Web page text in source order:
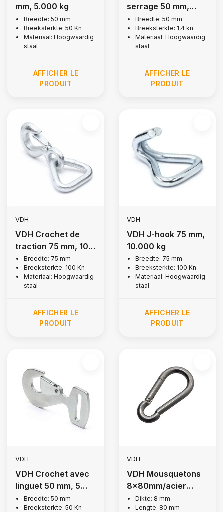
mm, 5.000 kg
Breedte: 50 mm
Breeksterkte: 50 Kn
Materiaal: Hoogwaardig
staal
AFFICHER LE
PRODUIT
serrage 50 mm,
1.400 kg
Breedte: 50 mm
Breeksterkte: 1,4 kn
Materiaal: Hoogwaardig
staal
AFFICHER LE
PRODUIT
VDH
VDH Crochet de
traction 75 mm, 10
000 kg
Breedte: 75 mm
Breeksterkte: 100 Kn
Materiaal: Hoogwaardig
staal
AFFICHER LE
PRODUIT
VDH
VDH J-hook 75 mm,
10.000 kg
Breedte: 75 mm
Breeksterkte: 100 Kn
Materiaal: Hoogwaardig
staal
AFFICHER LE
PRODUIT
VDH
VDH Crochet avec
linguet 50 mm, 5
000 kg
Breedte: 50 mm
Breeksterkte: 50 Kn
VDH
VDH Mousquetons
8x80mm/acier
inoxydable 316
Dikte: 8 mm
Lengte: 80 mm